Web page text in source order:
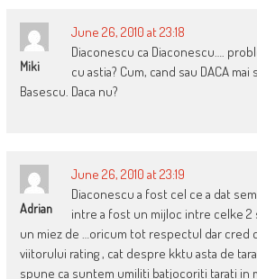
Miki
June 26, 2010 at 23:18
Diaconescu ca Diaconescu….
cu astia? Cum, cand sau DACA
Basescu. Daca nu?
Adrian
June 26, 2010 at 23:19
Diaconescu a fost cel ce a dat
intre a fost un mijloc intre celke 2
un miez de …oricum tot respectul dar cred
viitorului rating , cat despre kktu asta de
spune ca suntem umiliti batjocoriti tarati in